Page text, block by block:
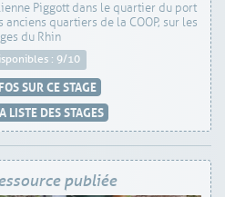
Piggott dans le quartier du port
quartiers de la COOP, sur les
du Rhin
: 9/10
SUR CE STAGE
LISTE DES STAGES
publiée